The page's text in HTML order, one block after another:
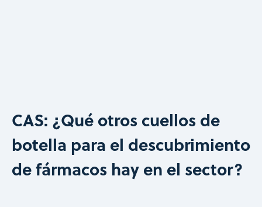
CAS: ¿Qué otros cuellos de
botella para el descubrimiento
de fármacos hay en el sector?